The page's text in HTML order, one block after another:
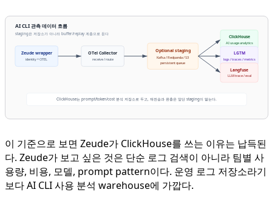
AI CLI 관측 데이터 흐름
staging은 저장소가 아니라 buffer/replay 계층으로 둔다
Zeude wrapper
identity + OTEL
OTel Collector
receive / route
Optional staging
Kafka / Redpanda / S3
persistent queue
ClickHouse
AI usage analytics
LGTM
logs / traces / metrics
Langfuse
LLM trace / eval
ClickHouse는 prompt/token/cost 분석 저장소로 두고, 재전송과 완충은 앞단 staging이 맡는다.
이 기준으로 보면 Zeude가 ClickHouse를 쓰는 이유는 납득된
다. Zeude가 보고 싶은 것은 단순 로그 검색이 아니라 팀별 사
용량, 비용, 모델, prompt pattern이다. 운영 로그 저장소라기
보다 AI CLI 사용 분석 warehouse에 가깝다.